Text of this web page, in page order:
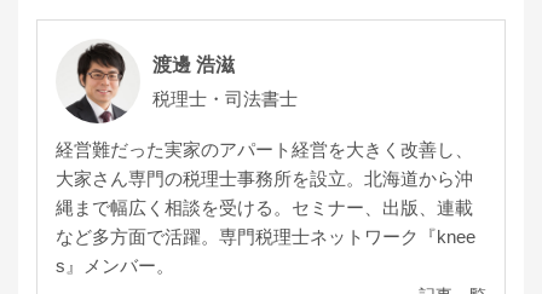
渡邊 浩滋
税理士・司法書士
経営難だった実家のアパート経営を大きく改善し、
大家さん専門の税理士事務所を設立。北海道から沖
縄まで幅広く相談を受ける。セミナー、出版、連載
など多方面で活躍。専門税理士ネットワーク『knee
s』メンバー。